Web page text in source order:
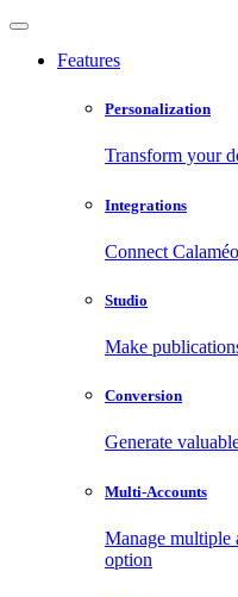
Features
Personalization
Transform your
Integrations
Connect
Studio
Make
Conversion
Generate
Multi-Accounts
Manage multiple
option